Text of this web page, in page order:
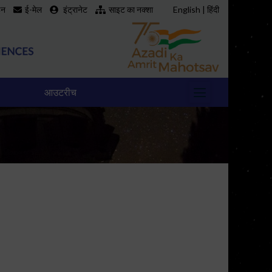
ई-मेल इंट्रानेट साइट का नक्शा English | हिंदी
आउटरीच